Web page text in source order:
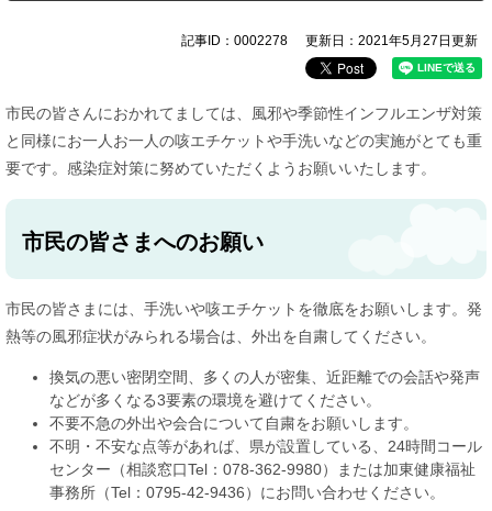
記事ID：0002278 更新日：2021年5月27日更新
市民の皆さんにおかれてましては、風邪や季節性インフルエンザ対策
と同様にお一人お一人の咳エチケットや手洗いなどの実施がとても重
要です。感染症対策に努めていただくようお願いいたします。
市民の皆さまへのお願い
市民の皆さまには、手洗いや咳エチケットを徹底をお願いします。発
熱等の風邪症状がみられる場合は、外出を自粛してください。
換気の悪い密閉空間、多くの人が密集、近距離での会話や発声
などが多くなる3要素の環境を避けてください。
不要不急の外出や会合について自粛をお願いします。
不明・不安な点等があれば、県が設置している、24時間コール
センター（相談窓口Tel：078-362-9980）または加東健康福祉
事務所（Tel：0795-42-9436）にお問い合わせください。